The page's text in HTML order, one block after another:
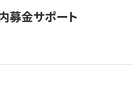
募金サポート